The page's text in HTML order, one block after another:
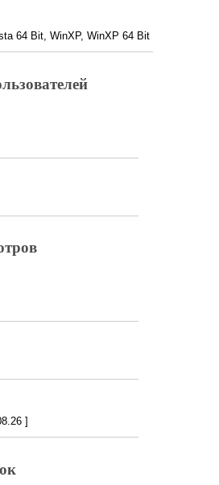
64 Bit, WinXP, WinXP 64 Bit
]